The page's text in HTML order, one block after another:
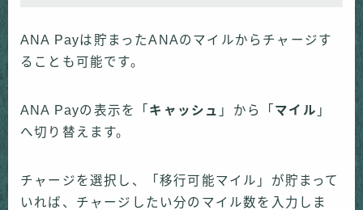
ANA Payは貯まったANAのマイルからチャージす
ることも可能です。
ANA Payの表示を「 キャッシュ 」から「 マイル 」
へ切り替えます。
チャージを選択し、「移行可能マイル」が貯まって
いれば、チャージしたい分のマイル数を入力しま